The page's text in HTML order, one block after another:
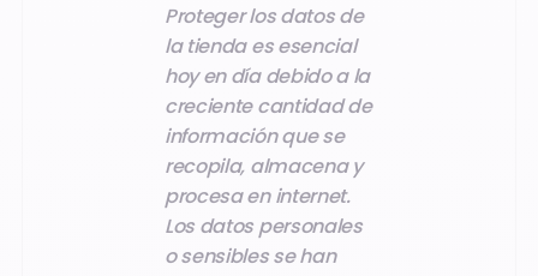
Proteger los datos de
la tienda es esencial
hoy en día debido a la
creciente cantidad de
información que se
recopila, almacena y
procesa en internet.
Los datos personales
o sensibles se han